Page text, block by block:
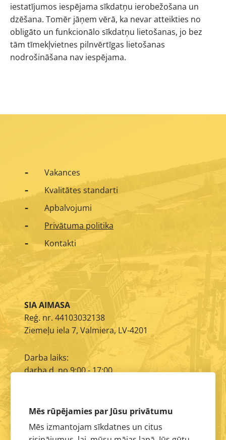
iestatījumos iespējama sīkdatņu ierobežošana un
dzēšana. Tomēr jāņem vērā, ka nevar atteikties no
obligāto un funkcionālo sīkdatņu lietošanas, jo bez
tām tīmekļvietnes pilnvērtīgas lietošanas
nodrošināšana nav iespējama.
Vakances
Kvalitātes standarti
Apbalvojumi
Privātuma politika
Kontakti
SIA AIMASA
Reģ. nr. 44103032138
Ziemeļu iela 7, Valmiera, LV-4201
Darba laiks:
darba d. no 9:00 - 17:00
Mēs rūpējamies par Jūsu privātumu
Mēs izmantojam sīkdatnes un citus